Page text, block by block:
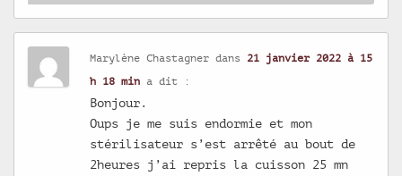
Marylène Chastagner dans 21 janvier 2022 à 15
h 18 min a dit :
Bonjour.
Oups je me suis endormie et mon
stérilisateur s’est arrêté au bout de
2heures j’ai repris la cuisson 25 mn